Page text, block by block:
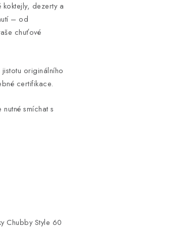
dezerty a
– od
chuťové
originálního
certifikace.
smíchat s
Chubby Style 60